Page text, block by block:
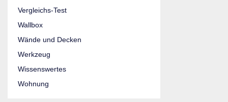
Vergleichs-Test
Wallbox
Wände und Decken
Werkzeug
Wissenswertes
Wohnung